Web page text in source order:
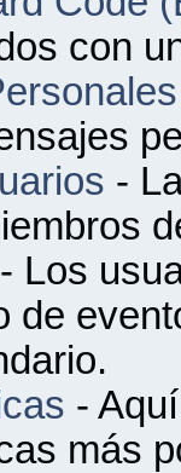
con
-
- Los
de
-
más